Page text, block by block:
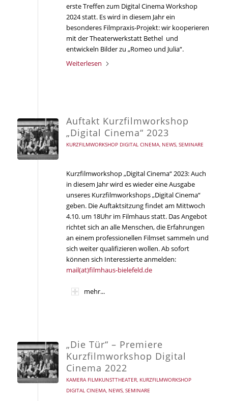
erste Treffen zum Digital Cinema Workshop
2024 statt. Es wird in diesem Jahr ein
besonderes Filmpraxis-Projekt: wir kooperieren
mit der Theaterwerkstatt Bethel und
entwickeln Bilder zu „Romeo und Julia“.
Weiterlesen
Auftakt Kurzfilmworkshop
„Digital Cinema“ 2023
KURZFILMWORKSHOP DIGITAL CINEMA, NEWS, SEMINARE
Kurzfilmworkshop „Digital Cinema“ 2023: Auch
in diesem Jahr wird es wieder eine Ausgabe
unseres Kurzfilmworkshops „Digital Cinema“
geben. Die Auftaktsitzung findet am Mittwoch
4.10. um 18Uhr im Filmhaus statt. Das Angebot
richtet sich an alle Menschen, die Erfahrungen
an einem professionellen Filmset sammeln und
sich weiter qualifizieren wollen. Ab sofort
können sich Interessierte anmelden:
mail(at)filmhaus-bielefeld.de
mehr...
„Die Tür“ – Premiere
Kurzfilmworkshop Digital
Cinema 2022
KAMERA FILMKUNSTTHEATER, KURZFILMWORKSHOP
DIGITAL CINEMA, NEWS, SEMINARE